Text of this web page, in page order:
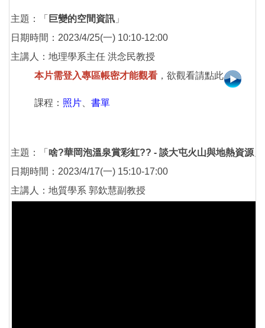
主題：「 巨變的空間資訊 」
日期時間：2023/4/25(一) 10:10-12:00
主講人：地理學系主任 洪念民教授
本片需登入專區帳密才能觀看 ，欲觀看請點此
課程： 照片 書單
主題：「 啥?華岡泡溫泉賞彩虹?? - 談大屯火山與地熱資源
日期時間：2023/4/17(一) 15:10-17:00
主講人：地質學系 郭欽慧副教授